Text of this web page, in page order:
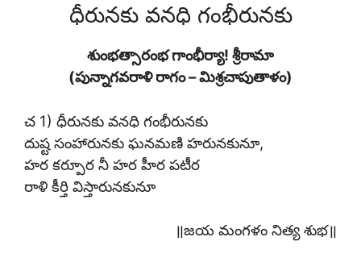
ధీరునకు వనధి గంభీరునకు
శుంభత్సారంభ గాంభీర్యా! శ్రీరామా
(పున్నాగవరాళి రాగం – మిశ్రచాపుతాళం)
చ 1) ధీరునకు వనధి గంభీరునకు
దుష్ట సంహారునకు ఘనమణి హరునకునూ,
హర కర్పూర నీ హర హీర పటీర
రాళి కీర్తి విస్తారునకునూ
॥జయ మంగళం నిత్య శుభ॥